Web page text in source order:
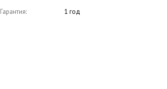
Гарантия: 1 год